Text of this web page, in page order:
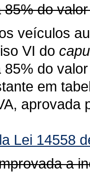
do
veículos
VI do
do
em
aprovada
Lei 14558
a